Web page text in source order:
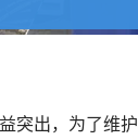
突出，为了维